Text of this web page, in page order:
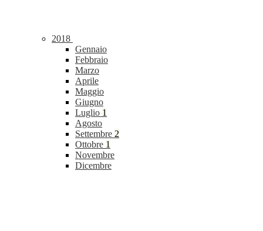
2018
Gennaio
Febbraio
Marzo
Aprile
Maggio
Giugno
Luglio 1
Agosto
Settembre 2
Ottobre 1
Novembre
Dicembre